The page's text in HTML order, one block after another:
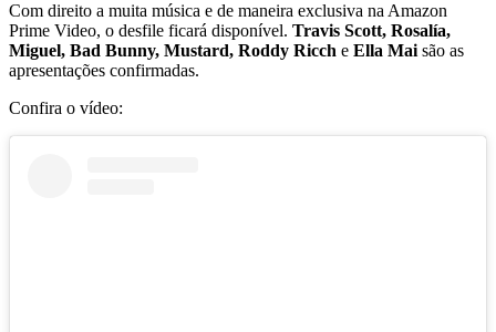
Com direito a muita música e de maneira exclusiva na Amazon
Prime Video, o desfile ficará disponível. Travis Scott, Rosalía,
Miguel, Bad Bunny, Mustard, Roddy Ricch e Ella Mai são as
apresentações confirmadas.
Confira o vídeo: